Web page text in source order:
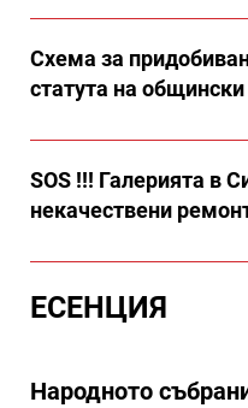
Схема за
статута на
SOS !!! Галерията в
некачествени
ЕСЕНЦИЯ
Народното